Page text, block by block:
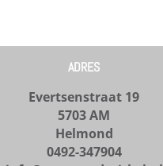
ADRES
Evertsenstraat 19
5703 AM
Helmond
0492-347904